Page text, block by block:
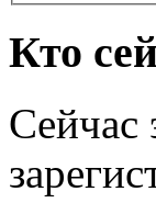
Кто
Сейчас